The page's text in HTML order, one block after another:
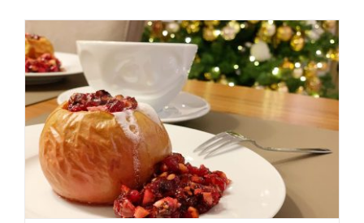
Bagt æble med
marcipan . ved
ferielejligheden
Sonnenterrasse Fiss
Unkategorisiert